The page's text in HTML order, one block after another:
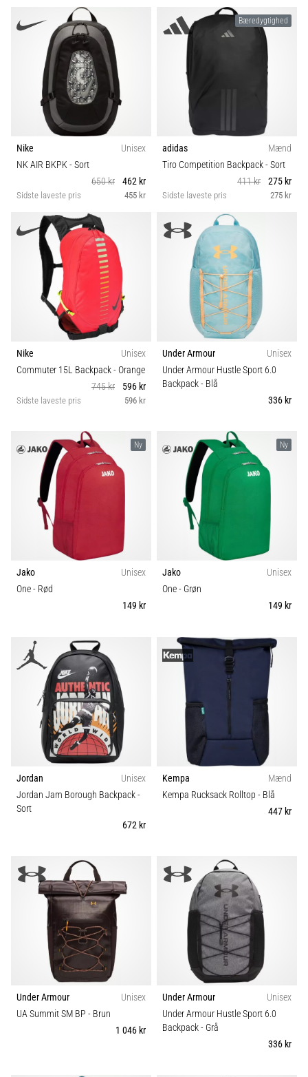
Nike
Unisex
NK AIR BKPK- Sort
650 kr
462 kr
Sidste laveste pris 455 kr
Bæredygtighed
adidas
Mænd
Tiro Competition Backpack- Sort
411 kr
275 kr
Sidste laveste pris 275 kr
Nike
Unisex
Commuter 15L Backpack- Orange
745 kr
596 kr
Sidste laveste pris 596 kr
Under Armour
Unisex
Under Armour Hustle Sport 6.0
Backpack- Blå
336 kr
Ny
Jako
Unisex
One- Rød
149 kr
Ny
Jako
Unisex
One- Grøn
149 kr
Jordan
Unisex
Jordan Jam Borough Backpack-
Sort
672 kr
Kempa
Mænd
Kempa Rucksack Rolltop - Blå
447 kr
Under Armour
Unisex
UA Summit SM BP - Brun
1 046 kr
Under Armour
Unisex
Under Armour Hustle Sport 6.0
Backpack- Grå
336 kr